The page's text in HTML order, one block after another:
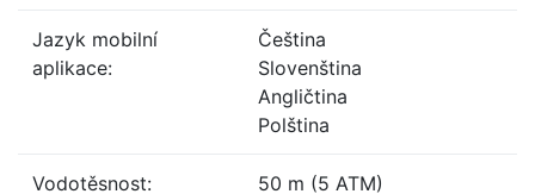
Jazyk mobilní
aplikace:
Čeština
Slovenština
Angličtina
Polština
Vodotěsnost: 50 m (5 ATM)